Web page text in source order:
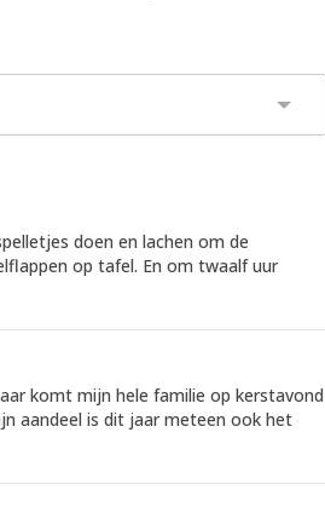
doen en lachen om de
op tafel. En om twaalf uur
komt mijn hele familie op kerstavond
aandeel is dit jaar meteen ook het